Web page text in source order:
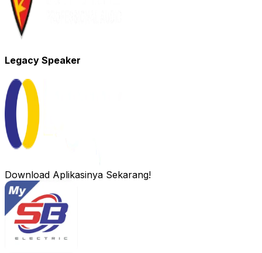
Legacy Speaker
Download Aplikasinya Sekarang!